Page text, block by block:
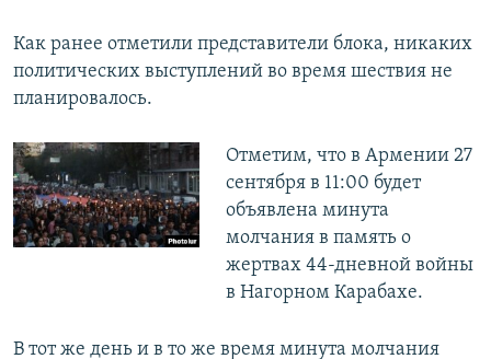
Как ранее отметили представители блока, никаких
политических выступлений во время шествия не
планировалось.
Отметим, что в Армении 27
сентября в 11:00 будет
объявлена минута
молчания в память о
жертвах 44-дневной войны
в Нагорном Карабахе.
В тот же день и в то же время минута молчания